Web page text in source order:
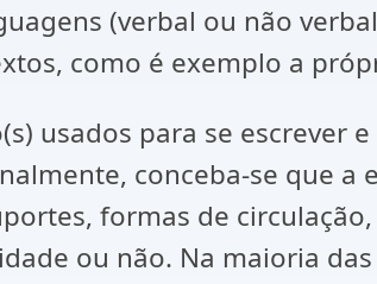
(verbal ou não
como é exemplo a
usados para se escrever
conceba-se que
formas de
ou não. Na maioria